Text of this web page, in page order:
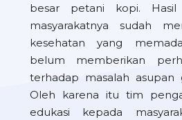
besar petani kopi. Hasil
masyarakatnya sudah
kesehatan yang
belum memberikan
terhadap masalah asupan
Oleh karena itu tim
edukasi kepada